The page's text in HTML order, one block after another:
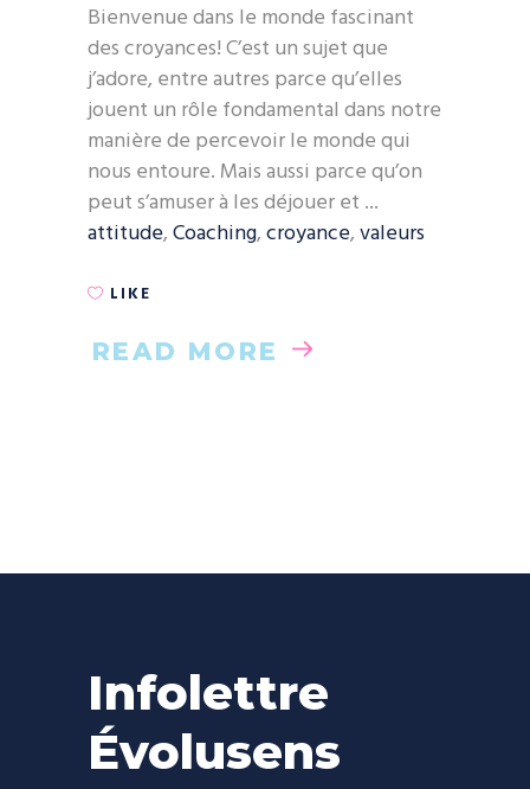
Bienvenue dans le monde fascinant
des croyances! C’est un sujet que
j’adore, entre autres parce qu’elles
jouent un rôle fondamental dans notre
manière de percevoir le monde qui
nous entoure. Mais aussi parce qu’on
peut s’amuser à les déjouer et
attitude,Coaching,croyance,valeurs
LIKE
READ MORE
Infolettre
Évolusens